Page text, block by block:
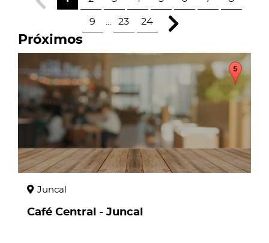
9 23 24
Próximos
page
Juncal
Café Central - Juncal